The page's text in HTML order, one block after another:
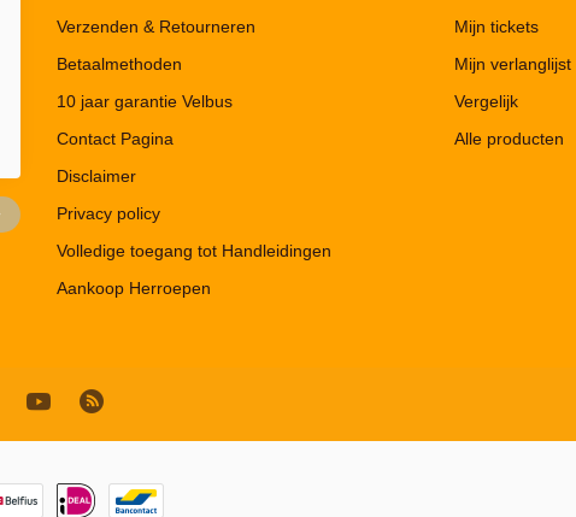
Verzenden & Retourneren
Betaalmethoden
10 jaar garantie Velbus
Contact Pagina
Disclaimer
Privacy policy
Volledige toegang tot Handleidingen
Aankoop Herroepen
Mijn tickets
Mijn verlanglijst
Vergelijk
Alle producten